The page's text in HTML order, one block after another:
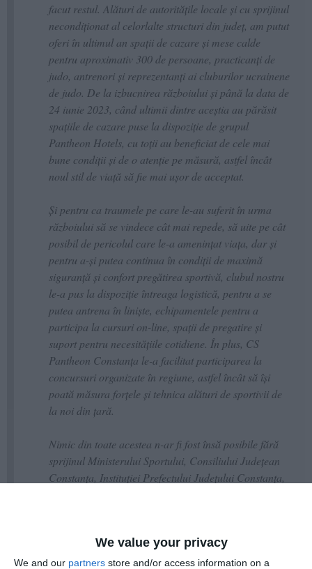
We value your privacy
We and our partners store and/or access information on a
facut restul. Alături de autoritățile locale și cu sprijinul
necondiționat al celorlalte structuri din județ, am putut
oferi în ultimul an spații de cazare și mese calde
pentru aproximativ 300 de persoane, practicanți de
judo, antrenori și reprezentanți ai cluburilor ucrainene
de judo. De la izbucnirea războiului și până la data de
24 iunie 2023, când ultimii dintre aceștia au părăsit
spațiile de cazare puse la dispoziție de grupul
Pantheon Hotels, cu toții au beneficiat de cele mai
bune condiții și de o atenție pe măsură, astfel încât
noul stil de viață să fie mai ușor de acceptat.
Și pentru ca traumele pe care le-au suferit în urma
războiului să se vindece cât mai repede, să uite pe cât
posibil de pericolul care le-a amenințat viața, dar și
pentru a-și putea continua în condiții de maximă
siguranță și confort pregătirea sportivă, clubul nostru
le-a pus la dispoziție întreaga logistică, pentru a se
putea antrena în liniște, echipamentele pentru a
participa la cursuri on-line, spații de pregatire și
suport pentru necesitățiile cotidiene. În plus, CS
Pantheon Constanța le-a facilitat participarea la
concursuri organizate în regiune, astfel încât să își
poată măsura forțele și tehnica alături de sportivii de
la noi din țară.
Nimic din toate acestea n-ar fi fost însă posibile fără
sprijinul Ministerului Sportului, Consiliului Județean
Constanța, Instituției Prefectului Județului Constanța,
Internaționale de Judo, Ministerului Tineretului și
Sportului din Ucraina, Comitetului Olimpic Național